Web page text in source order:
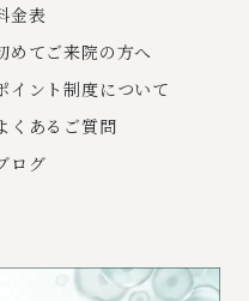
金表
めてご来院の方へ
イント制度について
くあるご質問
ログ